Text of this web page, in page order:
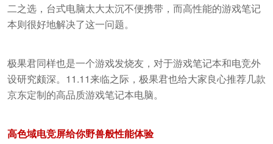
二之选，台式电脑太大太沉不便携带，而高性能的游戏笔记
本则很好地解决了这一问题。
极果君同样也是一个游戏发烧友，对于游戏笔记本和电竞外
设研究颇深。11.11来临之际，极果君也给大家良心推荐几款
京东定制的高品质游戏笔记本电脑。
高色域电竞屏给你野兽般性能体验